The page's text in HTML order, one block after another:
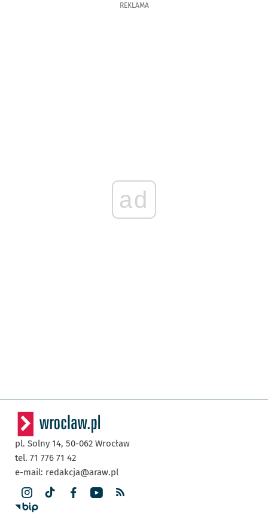
REKLAMA
ad
pl. Solny 14, 50-062 Wrocław
tel. 71 776 71 42
e-mail: redakcja@araw.pl